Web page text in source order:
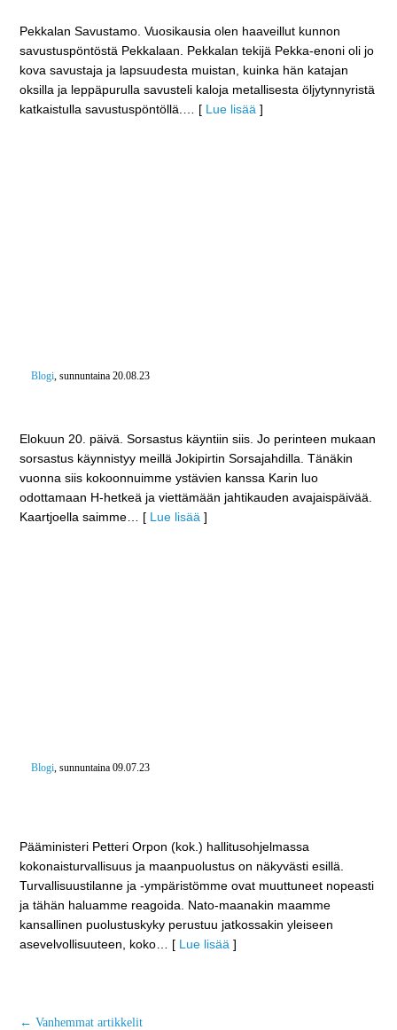
Pekkalan Savustamo. Vuosikausia olen haaveillut kunnon
savustuspöntöstä Pekkalaan. Pekkalan tekijä Pekka-enoni oli jo
kova savustaja ja lapsuudesta muistan, kuinka hän katajan
oksilla ja leppäpurulla savusteli kaloja metallisesta öljytynnyristä
katkaistulla savustuspöntöllä.
… [ Lue lisää ]
Blogi, sunnuntaina 20.08.23
Elokuun 20. päivä. Sorsastus käyntiin siis. Jo perinteen mukaan
sorsastus käynnistyy meillä Jokipirtin Sorsajahdilla. Tänäkin
vuonna siis kokoonnuimme ystävien kanssa Karin luo
odottamaan H-hetkeä ja viettämään jahtikauden avajaispäivää.
Kaartjoella saimme … [ Lue lisää ]
Blogi, sunnuntaina 09.07.23
Pääministeri Petteri Orpon (kok.) hallitusohjelmassa
kokonaisturvallisuus ja maanpuolustus on näkyvästi esillä.
Turvallisuustilanne ja -ympäristömme ovat muuttuneet nopeasti
ja tähän haluamme reagoida. Nato-maanakin maamme
kansallinen puolustuskyky perustuu jatkossakin yleiseen
asevelvollisuuteen, koko … [ Lue lisää ]
← Vanhemmat artikkelit